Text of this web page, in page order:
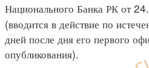
Национального Банка РК от
(вводится в действие по
дней после дня его первого
опубликования).